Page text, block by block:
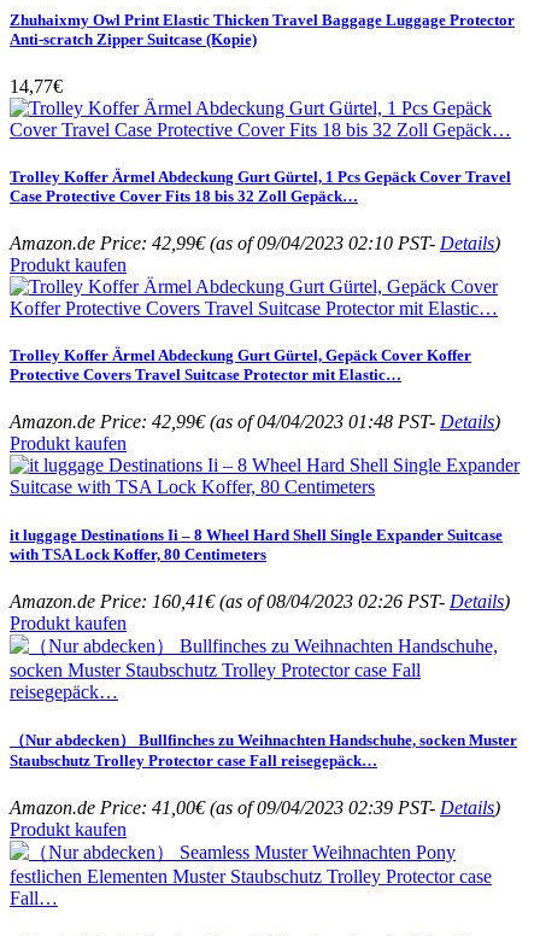
Zhuhaixmy Owl Print Elastic Thicken Travel Baggage Luggage Protector
Anti-scratch Zipper Suitcase (Kopie)
14,77€
Trolley Koffer Ärmel Abdeckung Gurt Gürtel, 1 Pcs Gepäck Cover Travel
Case Protective Cover Fits 18 bis 32 Zoll Gepäck…
Amazon.de Price: 42,99€(as of 09/04/2023 02:10 PST- Details)
Produkt kaufen
Trolley Koffer Ärmel Abdeckung Gurt Gürtel, Gepäck Cover Koffer
Protective Covers Travel Suitcase Protector mit Elastic…
Amazon.de Price: 42,99€(as of 04/04/2023 01:48 PST- Details)
Produkt kaufen
it luggage Destinations Ii – 8 Wheel Hard Shell Single Expander Suitcase
with TSA Lock Koffer, 80 Centimeters
Amazon.de Price: 160,41€(as of 08/04/2023 02:26 PST- Details)
Produkt kaufen
（Nur abdecken） Bullfinches zu Weihnachten Handschuhe, socken Muster
Staubschutz Trolley Protector case Fall reisegepäck…
Amazon.de Price: 41,00€(as of 09/04/2023 02:39 PST- Details)
Produkt kaufen